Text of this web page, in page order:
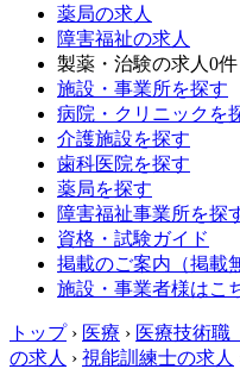
薬局の求人
障害福祉の求人
製薬・治験の求人 0件
施設・事業所を探す
病院・クリニックを
介護施設を探す
歯科医院を探す
薬局を探す
障害福祉事業所を探
資格・試験ガイド
掲載のご案内（掲載
施設・事業者様はこ
トップ › 医療 › 医療技術職
の求人 › 視能訓練士の求人